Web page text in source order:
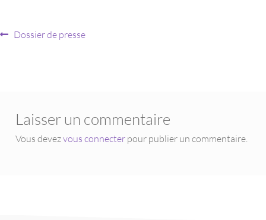
Dossier de presse
Laisser un commentaire
Vous devezvous connecterpour publier un commentaire.